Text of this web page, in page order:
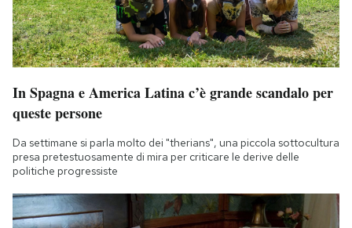
In Spagna e America Latina c’è grande scandalo per
queste persone
Da settimane si parla molto dei "therians", una piccola sottocultura
presa pretestuosamente di mira per criticare le derive delle
politiche progressiste